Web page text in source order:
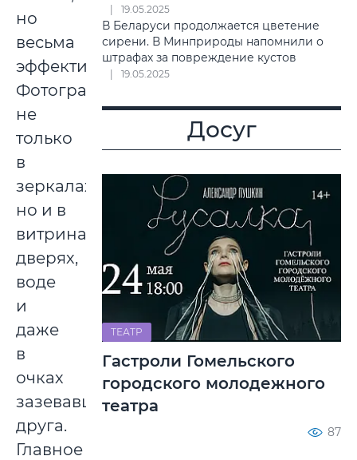
но
весьма
эффективный.
Фотографируйтесь
не
только
в
зеркалах,
но и в
витринах,
дверях,
воде
и
даже
в
очках
зазевавшегося
друга.
Главное
19.05.2025
В Беларуси продолжается цветение
сирени. В Минприроды напомнили о
штрафах за повреждение кустов
19.05.2025
Досуг
ТЕАТР
Гастроли Гомельского
городского молодежного
театра
87